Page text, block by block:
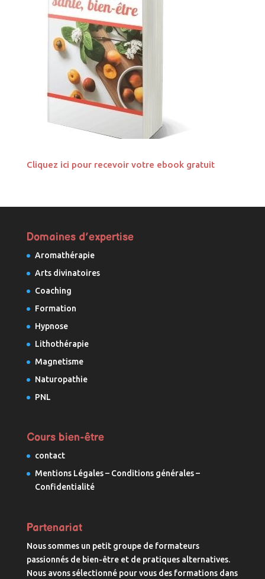
Cliquez ici pour recevoir votre ebook gratuit
Domaines d’expertise
Aromathérapie
Arts divinatoires
Coaching
Formation
Hypnose
Lithothérapie
Magnetisme
Naturopathie
PNL
Cours bien-être
contact
Mentions Légales – Conditions générales –
Confidentialité
Partenariat
Nous sommes un petit groupe de formateurs
passionnés de bien-être et de pratiques alternatives.
Nous avons sélectionné pour vous des formations dans